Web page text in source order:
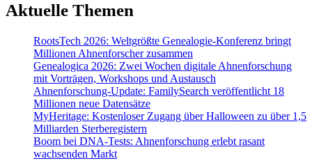
Aktuelle Themen
RootsTech 2026: Weltgrößte Genealogie-Konferenz bringt
Millionen Ahnenforscher zusammen
Genealogica 2026: Zwei Wochen digitale Ahnenforschung
mit Vorträgen, Workshops und Austausch
Ahnenforschung-Update: FamilySearch veröffentlicht 18
Millionen neue Datensätze
MyHeritage: Kostenloser Zugang über Halloween zu über 1,5
Milliarden Sterberegistern
Boom bei DNA-Tests: Ahnenforschung erlebt rasant
wachsenden Markt